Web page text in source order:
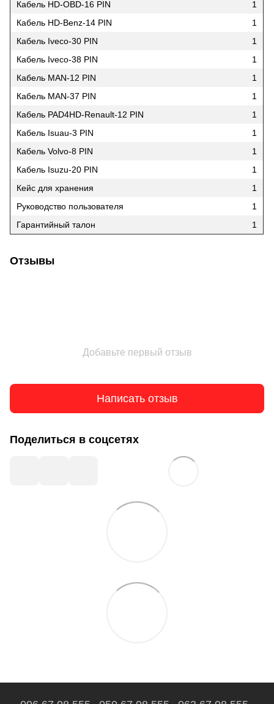
Кабель HD-OBD-16 PIN
1
Кабель HD-Benz-14 PIN
1
Кабель Iveco-30 PIN
1
Кабель Iveco-38 PIN
1
Кабель MAN-12 PIN
1
Кабель MAN-37 PIN
1
Кабель PAD4HD-Renault-12 PIN
1
Кабель Isuau-3 PIN
1
Кабель Volvo-8 PIN
1
Кабель Isuzu-20 PIN
1
Кейс для хранения
1
Руководство пользователя
1
Гарантийный талон
1
Отзывы
Добавьте первый отзыв
Написать отзыв
Поделиться в соцсетях